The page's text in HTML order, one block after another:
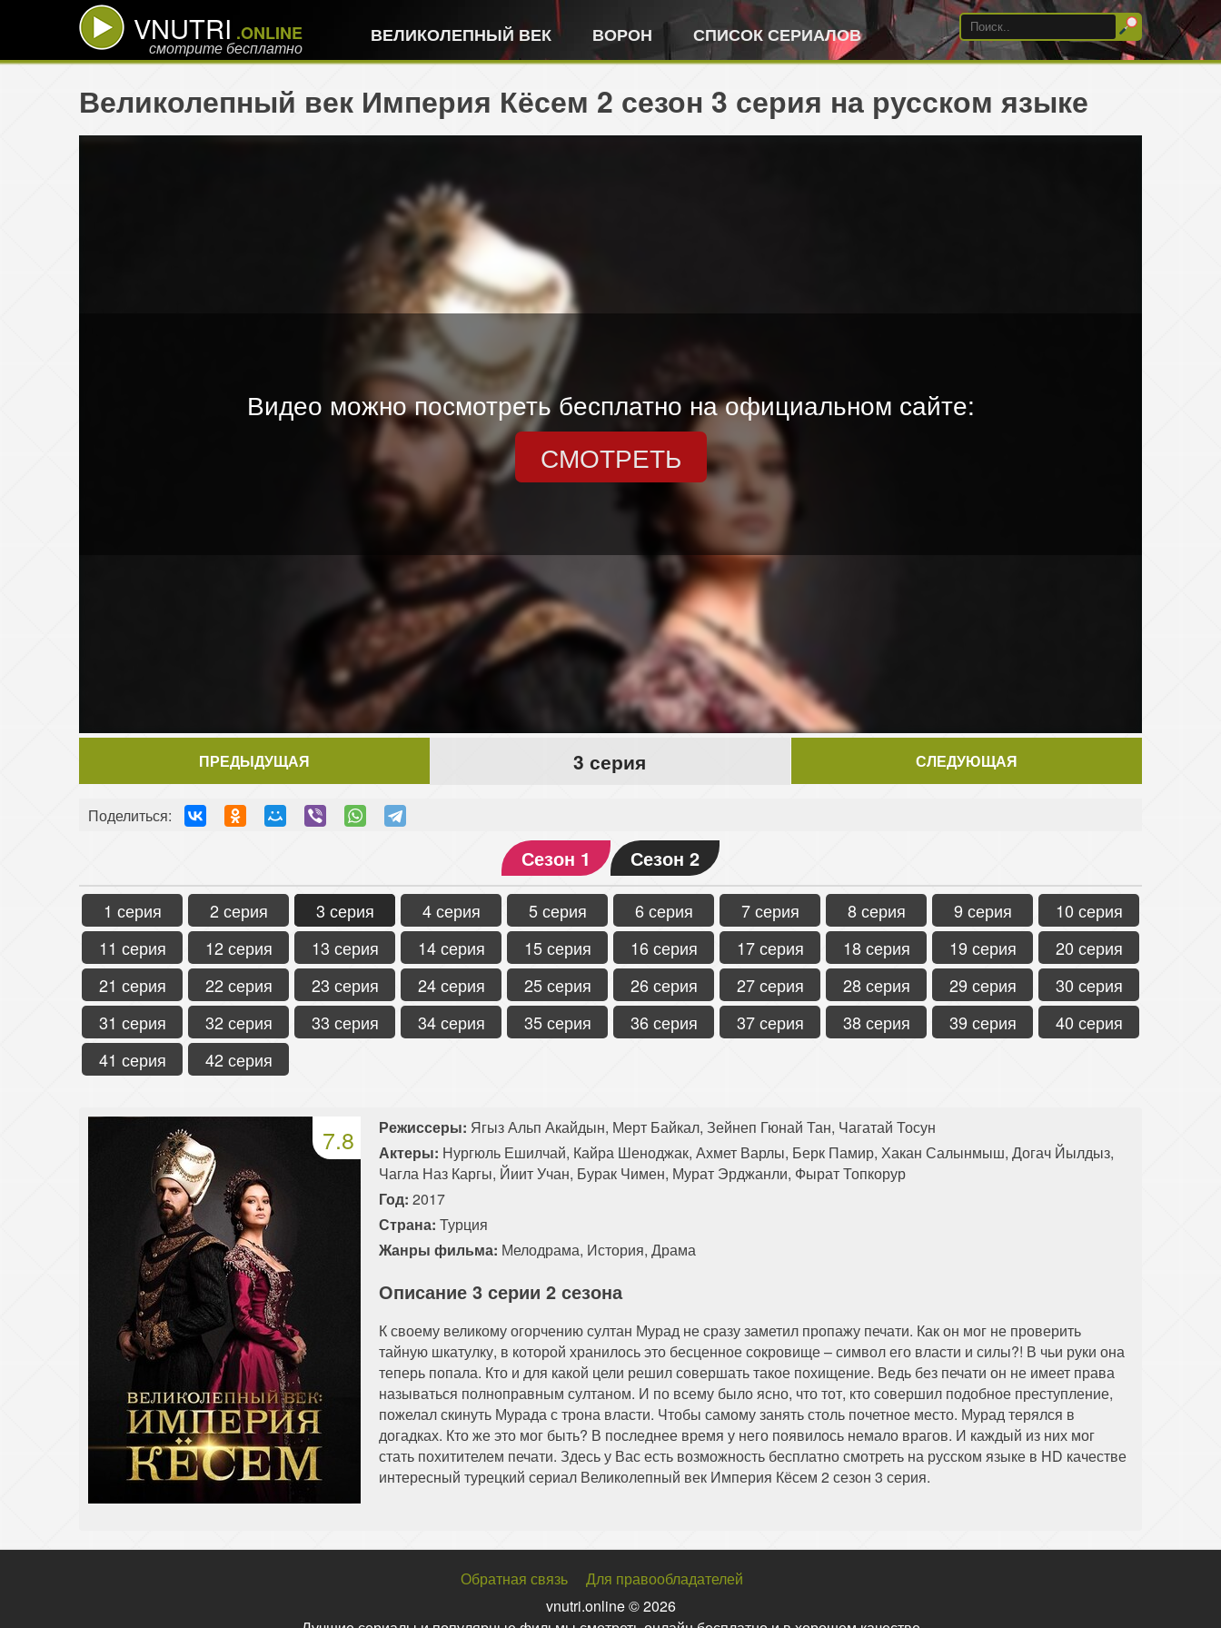
VNUTRI .ONLINE
смотрите бесплатно
ВЕЛИКОЛЕПНЫЙ ВЕК ВОРОН СПИСОК СЕРИАЛОВ
Великолепный век Империя Кёсем 2 сезон 3 серия на русском языке
Видео можно посмотреть бесплатно на официальном сайте:
СМОТРЕТЬ
ПРЕДЫДУЩАЯ 3 серия СЛЕДУЮЩАЯ
Поделиться:
Сезон 1 Сезон 2
1 серия 2 серия 3 серия 4 серия 5 серия 6 серия 7 серия 8 серия 9 серия
10 серия
11 серия
12 серия 13 серия 14 серия 15 серия 16 серия 17 серия 18 серия 19 серия
20 серия
21 серия
22 серия 23 серия 24 серия 25 серия 26 серия 27 серия 28 серия 29 серия
30 серия
31 серия
32 серия 33 серия 34 серия 35 серия 36 серия 37 серия 38 серия 39 серия
40 серия
41 серия
42 серия
7.8 Режиссеры: Ягыз Альп Акайдын, Мерт Байкал, Зейнеп Гюнай Тан, Чагатай Тосун
Актеры: Нургюль Ешилчай, Кайра Шеноджак, Ахмет Варлы, Берк Памир, Хакан Салынмыш, Догач Йылдыз,
Чагла Наз Каргы, Йиит Учан, Бурак Чимен, Мурат Эрджанли, Фырат Топкорур
Год: 2017
Страна: Турция
Жанры фильма: Мелодрама, История, Драма
Описание 3 серии 2 сезона
К своему великому огорчению султан Мурад не сразу заметил пропажу печати. Как он мог не проверить
тайную шкатулку, в которой хранилось это бесценное сокровище – символ его власти и силы?! В чьи руки она
теперь попала. Кто и для какой цели решил совершать такое похищение. Ведь без печати он не имеет права
называться полноправным султаном. И по всему было ясно, что тот, кто совершил подобное преступление,
пожелал скинуть Мурада с трона власти. Чтобы самому занять столь почетное место. Мурад терялся в
догадках. Кто же это мог быть? В последнее время у него появилось немало врагов. И каждый из них мог
стать похитителем печати. Здесь у Вас есть возможность бесплатно смотреть на русском языке в HD качестве
интересный турецкий сериал Великолепный век Империя Кёсем 2 сезон 3 серия.
Обратная связь
Для правообладателей
vnutri.online © 2026